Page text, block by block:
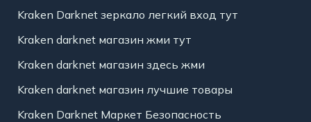
Kraken Darknet зеркало легкий вход тут
Kraken darknet магазин жми тут
Kraken darknet магазин здесь жми
Kraken darknet магазин лучшие товары
Kraken Darknet Маркет Безопасность